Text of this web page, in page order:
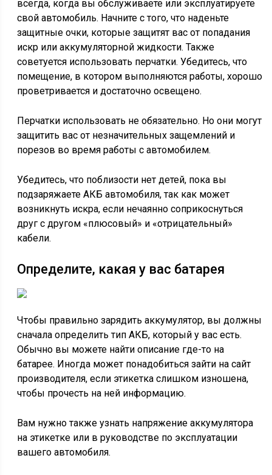
всегда, когда вы обслуживаете или эксплуатируете
свой автомобиль. Начните с того, что наденьте
защитные очки, которые защитят вас от попадания
искр или аккумуляторной жидкости. Также
советуется использовать перчатки. Убедитесь, что
помещение, в котором выполняются работы, хорошо
проветривается и достаточно освещено.
Перчатки использовать не обязательно. Но они могут
защитить вас от незначительных защемлений и
порезов во время работы с автомобилем.
Убедитесь, что поблизости нет детей, пока вы
подзаряжаете АКБ автомобиля, так как может
возникнуть искра, если нечаянно соприкоснуться
друг с другом «плюсовый» и «отрицательный»
кабели.
Определите, какая у вас батарея
Чтобы правильно зарядить аккумулятор, вы должны
сначала определить тип АКБ, который у вас есть.
Обычно вы можете найти описание где-то на
батарее. Иногда может понадобиться зайти на сайт
производителя, если этикетка слишком изношена,
чтобы прочесть на ней информацию.
Вам нужно также узнать напряжение аккумулятора
на этикетке или в руководстве по эксплуатации
вашего автомобиля.